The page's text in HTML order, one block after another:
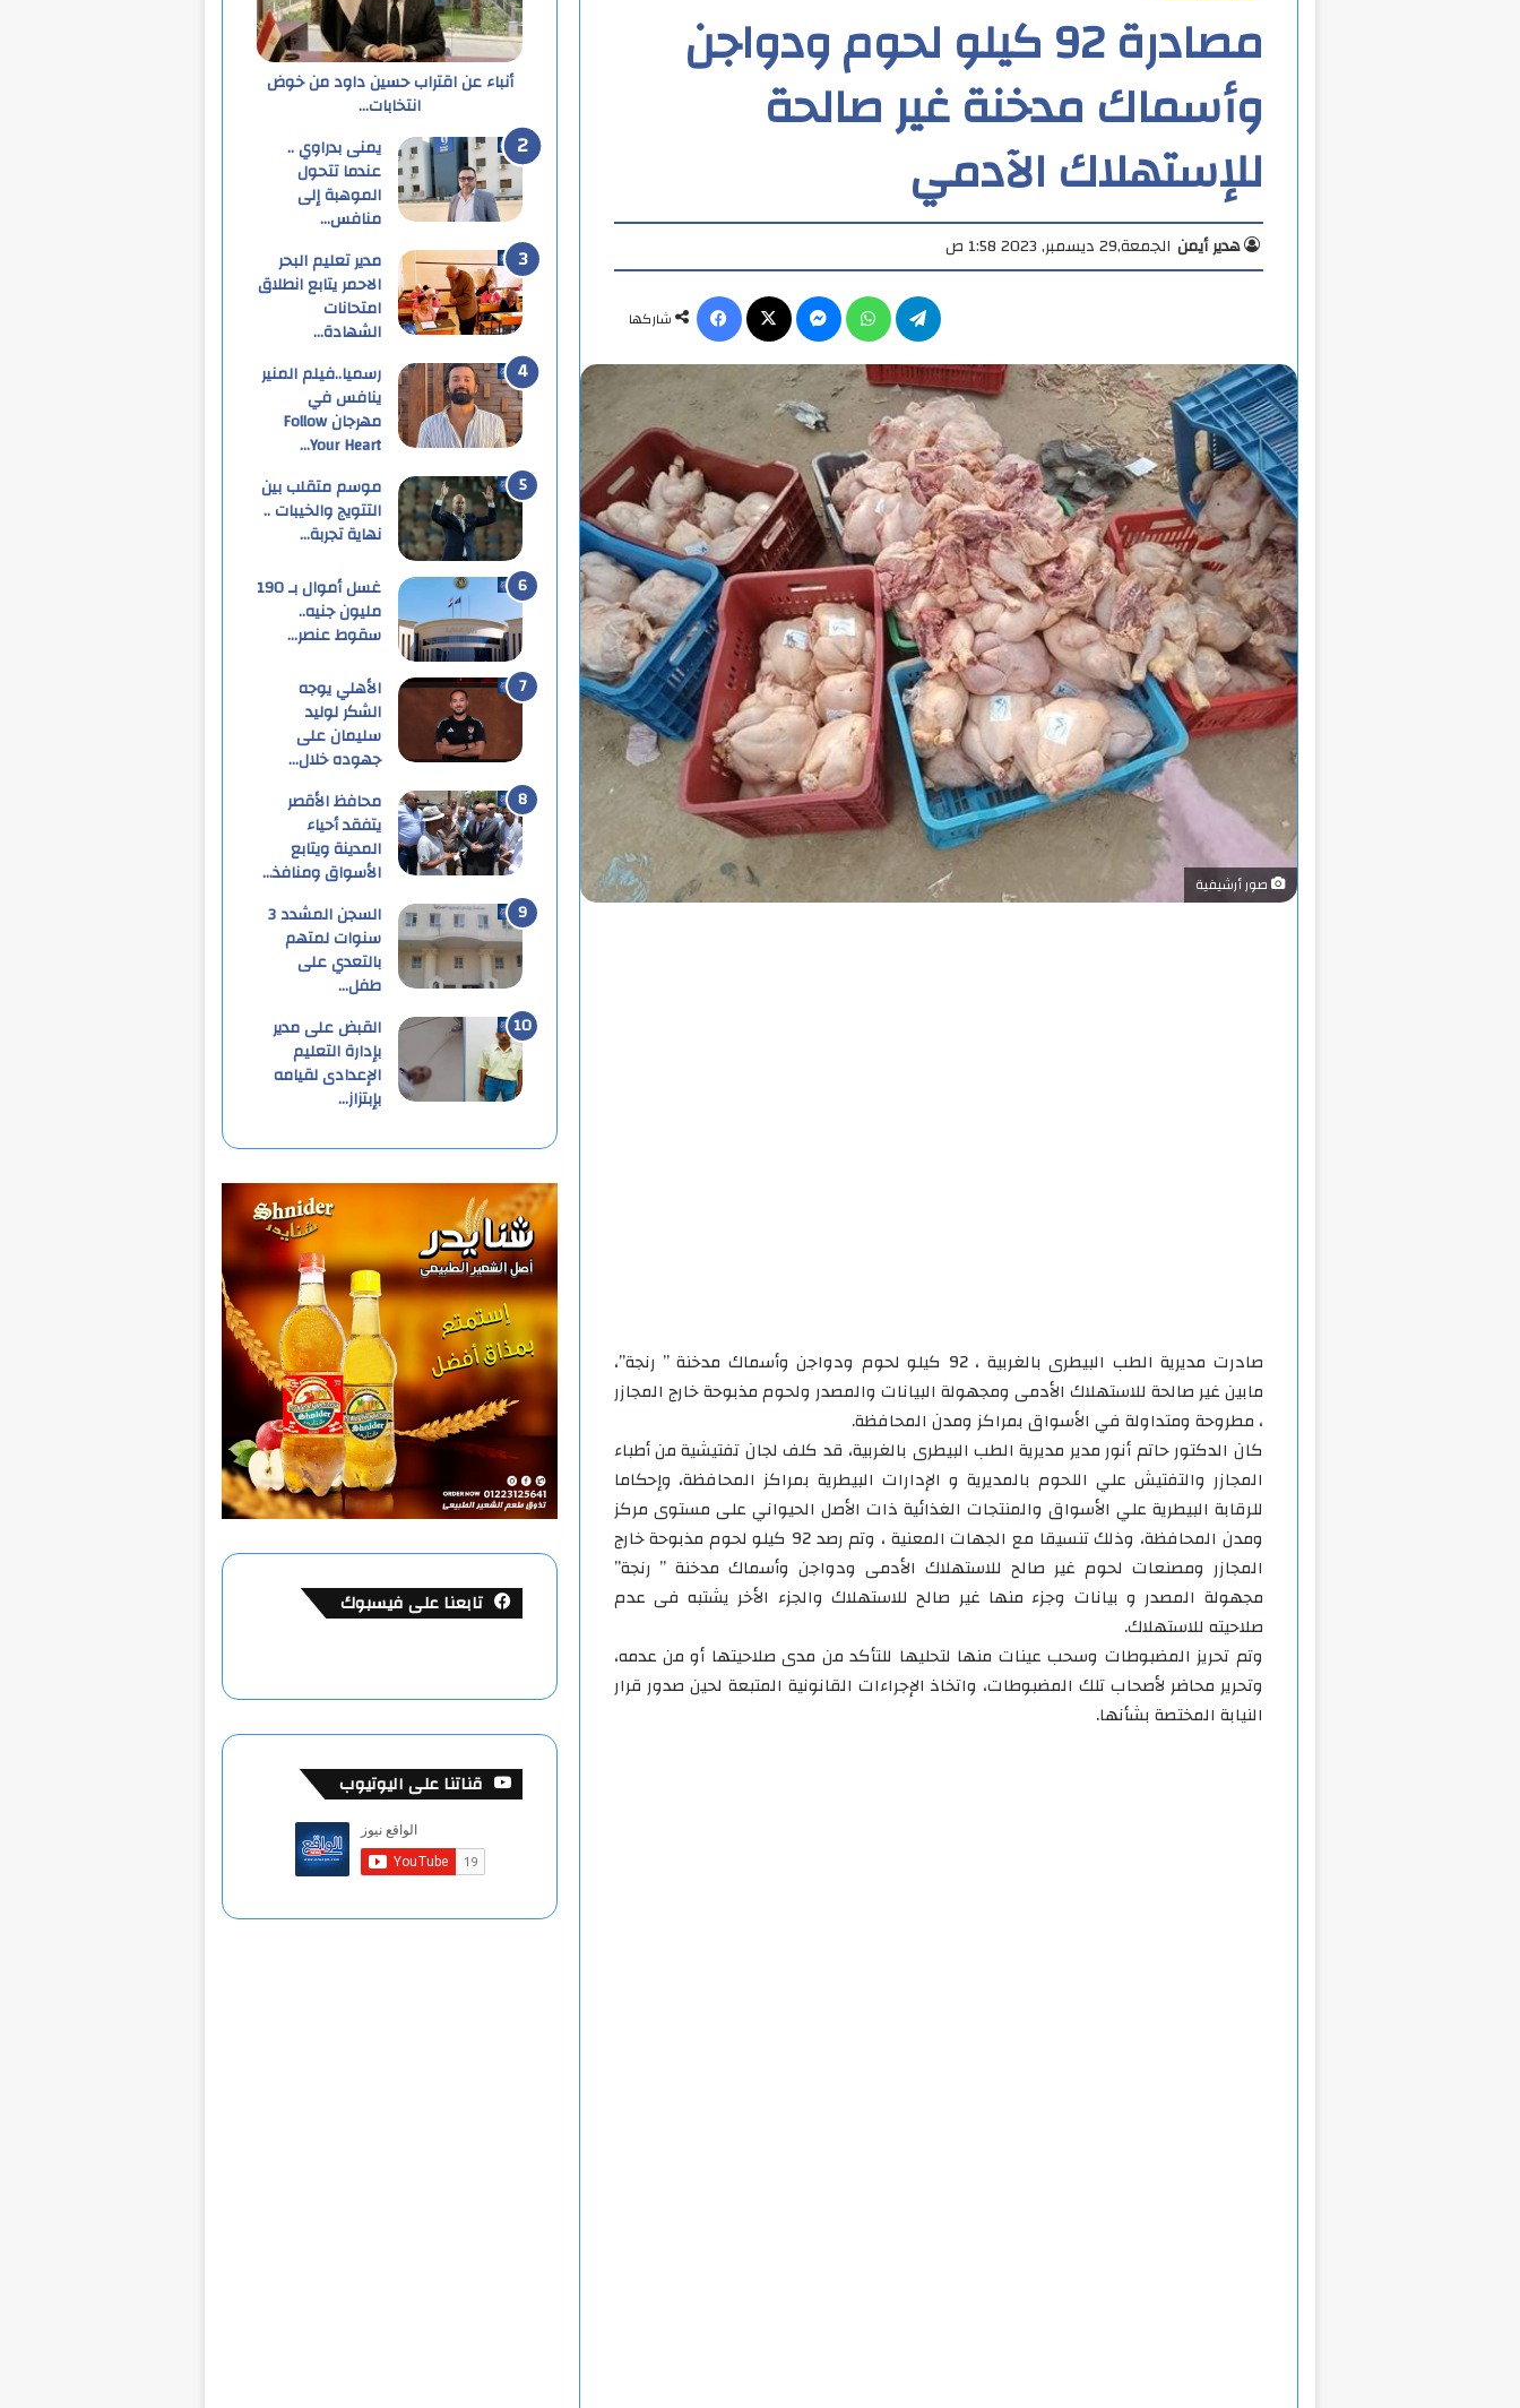
مصادرة 92 كيلو لحوم ودواجن
وأسماك مدخنة غير صالحة
للإستهلاك الآدمي
هدير أيمن الجمعة,29 ديسمبر, 2023 1:58 ص
شاركها
ماسنجر واتساب تيلقرام
صور أرشيفية
صادرت مديرية الطب البيطرى بالغربية ، 92 كيلو لحوم ودواجن وأسماك مدخنة ” رنجة”،
مابين غير صالحة للاستهلاك الأدمى ومجهولة البيانات والمصدر ولحوم مذبوحة خارج المجازر
، مطروحة ومتداولة في الأسواق بمراكز ومدن المحافظة.
كان الدكتور حاتم أنور مدير مديرية الطب البيطرى بالغربية، قد كلف لجان تفتيشية من أطباء
المجازر والتفتيش علي اللحوم بالمديرية و الإدارات البيطرية بمراكز المحافظة، وإحكاما
للرقابة البيطرية علي الأسواق والمنتجات الغذائية ذات الأصل الحيواني على مستوى مركز
ومدن المحافظة، وذلك تنسيقا مع الجهات المعنية ، وتم رصد 92 كيلو لحوم مذبوحة خارج
المجازر ومصنعات لحوم غير صالح للاستهلاك الأدمى ودواجن وأسماك مدخنة ” رنجة”
مجهولة المصدر و بيانات وجزء منها غير صالح للاستهلاك والجزء الأخر يشتبه فى عدم
صلاحيته للاستهلاك.
وتم تحريز المضبوطات وسحب عينات منها لتحليها للتأكد من مدى صلاحيتها أو من عدمه،
وتحرير محاضر لأصحاب تلك المضبوطات، واتخاذ الإجراءات القانونية المتبعة لحين صدور قرار
النيابة المختصة بشأنها.
أنباء عن اقتراب حسين داود من خوض
انتخابات…
يمنى بدراوي ..
عندما تتحول
الموهبة إلى
منافس…
مدير تعليم البحر
الاحمر يتابع انطلاق
امتحانات
الشهادة…
رسميا..فيلم المنير
ينافس في
مهرجان Follow
Your Heart…
موسم متقلب بين
التتويج والخيبات ..
نهاية تجربة…
غسل أموال بـ 190
مليون جنيه..
سقوط عنصر…
الأهلي يوجه
الشكر لوليد
سليمان على
جهوده خلال…
محافظ الأقصر
يتفقد أحياء
المدينة ويتابع
الأسواق ومنافذ…
السجن المشدد 3
سنوات لمتهم
بالتعدي على
طفل…
القبض على مدير
بإدارة التعليم
الإعدادى لقيامه
بإبتزاز…
تابعنا على فيسبوك
قناتنا على اليوتيوب